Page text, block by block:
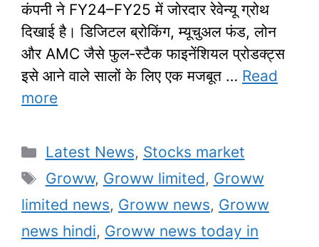
कंपनी ने FY24–FY25 में जोरदार रेवेन्यू ग्रोथ
दिखाई है। डिजिटल ब्रोकिंग, म्यूचुअल फंड, लोन
और AMC जैसे फुल‑स्टैक फाइनेंशियल प्रोडक्ट्स
इसे आने वाले सालों के लिए एक मजबूत … Read
more
Categories
Latest News, Stocks market
Tags
Groww, Groww limited, Groww
limited news, Groww news, Groww
news hindi, Groww news today in